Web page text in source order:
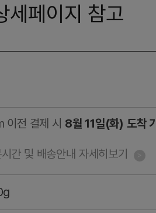
세페이지 참고
이전 결제 시 8월 11일(화) 도착
간 및 배송안내 자세히보기